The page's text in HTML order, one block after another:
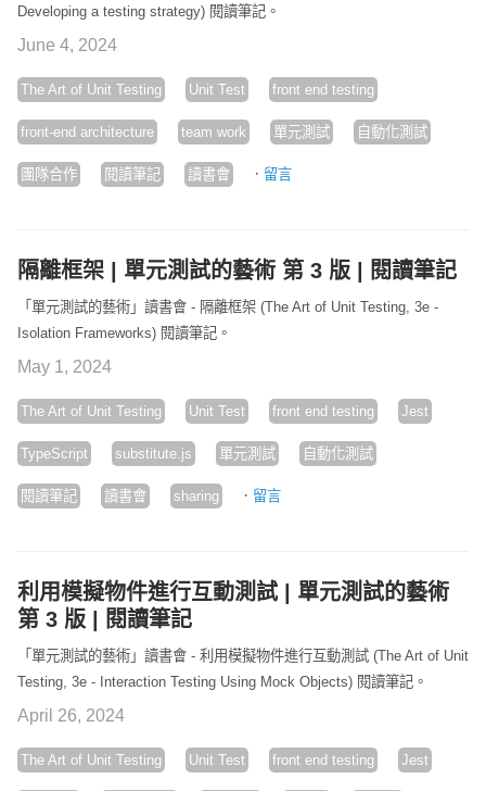
Developing a testing strategy) 閱讀筆記。
June 4, 2024
The Art of Unit Testing Unit Test front end testing
front-end architecture team work 單元測試 自動化測試
團隊合作 閱讀筆記 讀書會 · 留言
隔離框架 | 單元測試的藝術 第 3 版 | 閱讀筆記
「單元測試的藝術」讀書會 - 隔離框架 (The Art of Unit Testing, 3e -
Isolation Frameworks) 閱讀筆記。
May 1, 2024
The Art of Unit Testing Unit Test front end testing Jest
TypeScript substitute.js 單元測試 自動化測試
閱讀筆記 讀書會 sharing · 留言
利用模擬物件進行互動測試 | 單元測試的藝術
第 3 版 | 閱讀筆記
「單元測試的藝術」讀書會 - 利用模擬物件進行互動測試 (The Art of Unit
Testing, 3e - Interaction Testing Using Mock Objects) 閱讀筆記。
April 26, 2024
The Art of Unit Testing Unit Test front end testing Jest